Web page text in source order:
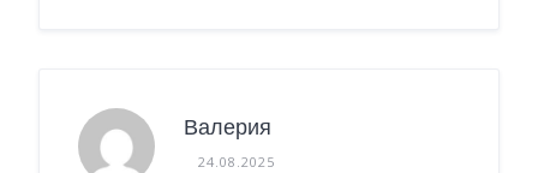
Валерия
24.08.2025